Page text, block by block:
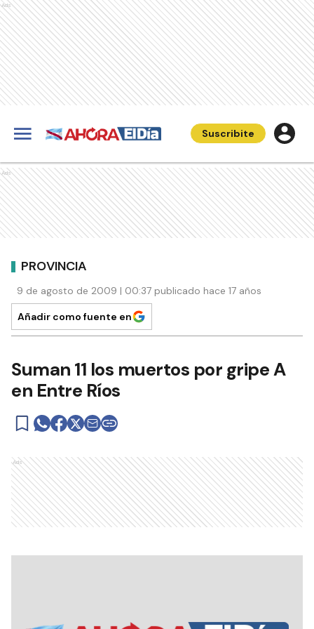
Ads
Suscribite
Ads
PROVINCIA
9 de agosto de 2009 | 00:37 publicado hace 17 años
Añadir como fuente en
Suman 11 los muertos por gripe A
en Entre Ríos
Ads